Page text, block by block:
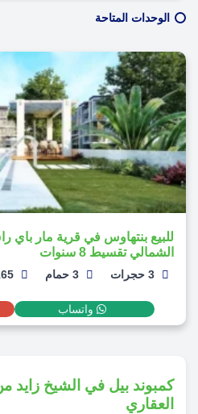
الوحدات المتاحة
للبيع بنتهاوس في قرية مار باي
الشمالي تقسيط 8 سنوات
3 حجرات 3 حمام 165 م²
واتساب
كمبوند بيل في الشيخ زايد
العقاري